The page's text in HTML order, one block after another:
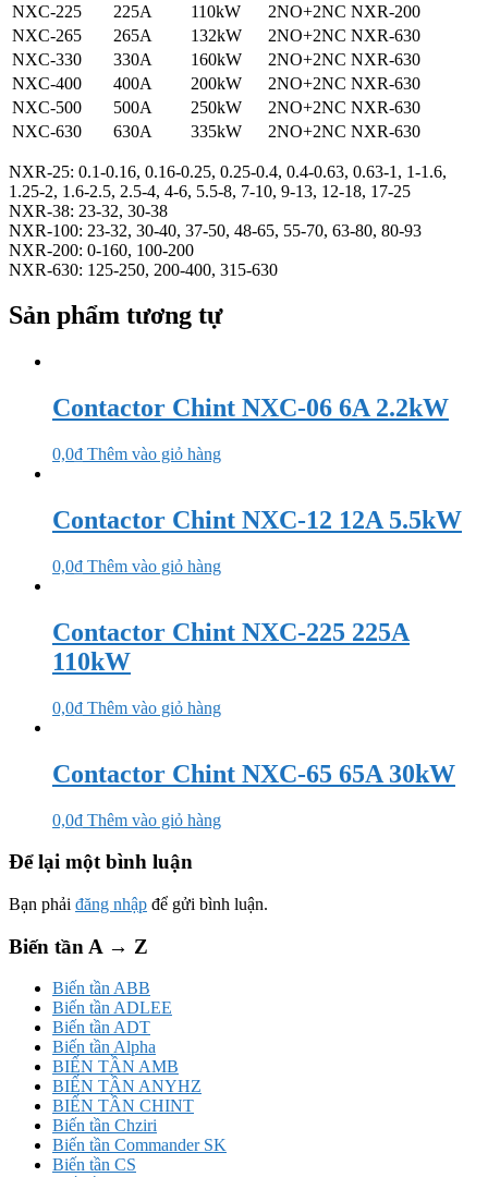
NXC-225
225A 110kW 2NO+2NC NXR-200
NXC-265
265A 132kW 2NO+2NC NXR-630
NXC-330
330A 160kW 2NO+2NC NXR-630
NXC-400
400A 200kW 2NO+2NC NXR-630
NXC-500
500A 250kW 2NO+2NC NXR-630
NXC-630
630A 335kW 2NO+2NC NXR-630
NXR-25: 0.1-0.16, 0.16-0.25, 0.25-0.4, 0.4-0.63, 0.63-1, 1-1.6,
1.25-2, 1.6-2.5, 2.5-4, 4-6, 5.5-8, 7-10, 9-13, 12-18, 17-25
NXR-38: 23-32, 30-38
NXR-100: 23-32, 30-40, 37-50, 48-65, 55-70, 63-80, 80-93
NXR-200: 0-160, 100-200
NXR-630: 125-250, 200-400, 315-630
Sản phẩm tương tự
Contactor Chint NXC-06 6A 2.2kW
0,0₫ Thêm vào giỏ hàng
Contactor Chint NXC-12 12A 5.5kW
0,0₫ Thêm vào giỏ hàng
Contactor Chint NXC-225 225A
110kW
0,0₫ Thêm vào giỏ hàng
Contactor Chint NXC-65 65A 30kW
0,0₫ Thêm vào giỏ hàng
Để lại một bình luận
Bạn phải đăng nhập để gửi bình luận.
Biến tần A → Z
Biến tần ABB
Biến tần ADLEE
Biến tần ADT
Biến tần Alpha
BIẾN TẦN AMB
BIẾN TẦN ANYHZ
BIẾN TẦN CHINT
Biến tần Chziri
Biến tần Commander SK
Biến tần CS